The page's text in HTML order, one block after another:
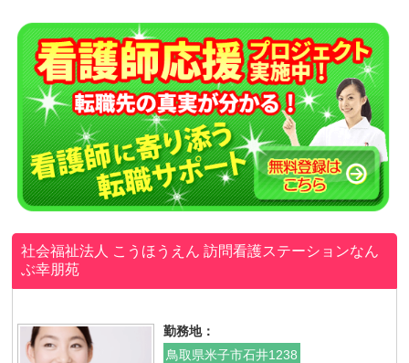
社会福祉法人 こうほうえん訪問看護ステーションなん
ぶ幸朋苑
勤務地：
鳥取県米子市石井1238